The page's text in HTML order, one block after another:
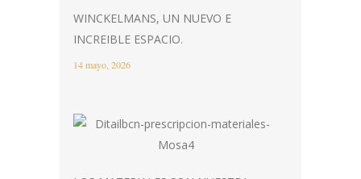
WINCKELMANS, UN NUEVO E
INCREIBLE ESPACIO.
14 mayo, 2026